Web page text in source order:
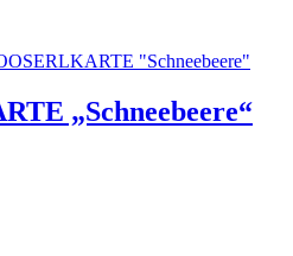
„Schneebeere“